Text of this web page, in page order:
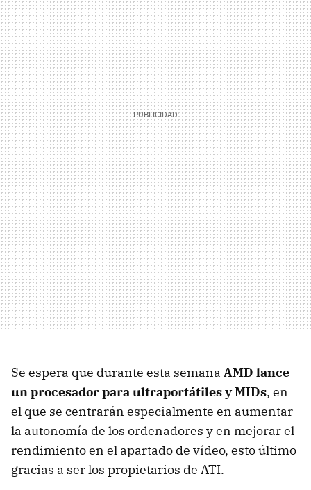
Se espera que durante esta semana AMD lance
un procesador para ultraportátiles y MIDs, en
el que se centrarán especialmente en aumentar
la autonomía de los ordenadores y en mejorar el
rendimiento en el apartado de vídeo, esto último
gracias a ser los propietarios de ATI.